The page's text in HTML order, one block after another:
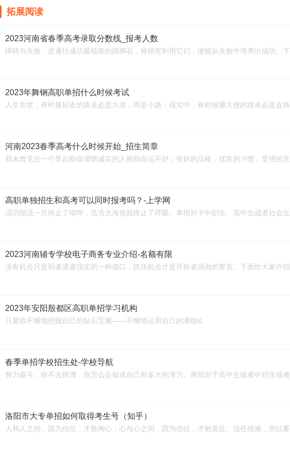
拓展阅读
2023河南省春季高考录取分数线_报考人数
障碍与失败，是通往成功最稳靠的踏脚石，肯研究利用它们，便能从失败中培养出成功。下
2023年舞钢高职单招什么时候考试
人生在世，有时最好走的路未必是大道，而是小路；现实中，有时候最方便的路未必是直路
河南2023春季高考什么时候开始_招生简章
我未曾见过一个早起勤奋谨慎诚实的人抱怨命运不好；良好的品格，优良的习惯，坚强的意
高职单独招生和高考可以同时报考吗？-上学网
涓涓细流一旦停止了喧哗，浩浩大海也就终止了呼吸。单招对于中职生、高中生或者社会生
2023河南辅专学校电子商务专业介绍-名额有限
没有机会只是弱者逃避现实的一种借口，抓住机会才是开拓者强劲的誓言。下面给大家介绍
2023年安阳殷都区高职单招学习机构
只要你不懈地挖掘自己的钻石宝藏——不懈地运用自己的潜能&
春季单招学校招生处-学校导航
努力奋斗，你不去拼博，你怎么会知道自己有多大的潜力。单招对于高中生或者中职生或者
洛阳市大专单招如何取得考生号（知乎）
人和人之间，因为信任，才敢掏心；心与心之间，因为信任，才敢靠近。信任很难，所以要